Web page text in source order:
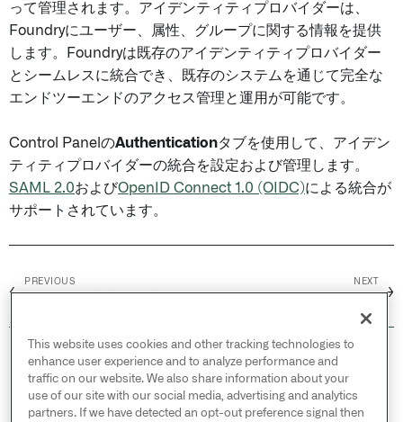
って管理されます。アイデンティティプロバイダーは、
Foundryにユーザー、属性、グループに関する情報を提供
します。Foundryは既存のアイデンティティプロバイダー
とシームレスに統合でき、既存のシステムを通じて完全な
エンドツーエンドのアクセス管理と運用が可能です。
Control PanelのAuthenticationタブを使用して、アイデン
ティティプロバイダーの統合を設定および管理します。
SAML 2.0およびOpenID Connect 1.0 (OIDC)による統合が
サポートされています。
←
PREVIOUS NEXT
→
© 2026 Palantir Technologies Inc. All rights
reserved.
Cookies Statement ↗
This website uses cookies and other tracking technologies to
enhance user experience and to analyze performance and
traffic on our website. We also share information about your
use of our site with our social media, advertising and analytics
partners. If we have detected an opt-out preference signal then